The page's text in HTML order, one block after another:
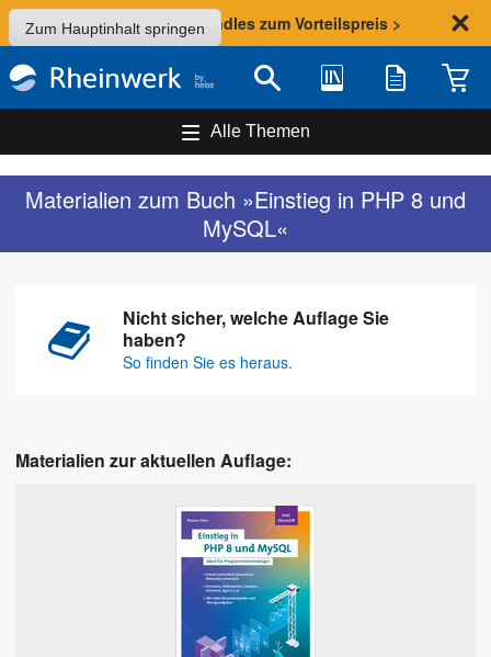
Zum Hauptinhalt springen
Sommer-Aktion: Bundles zum Vorteilspreis >
Suche Bibliothek Merkliste
Alle Themen
Materialien zum Buch »Einstieg in PHP 8 und
MySQL«
Nicht sicher, welche Auflage Sie
haben?
So finden Sie es heraus.
Materialien zur aktuellen Auflage: